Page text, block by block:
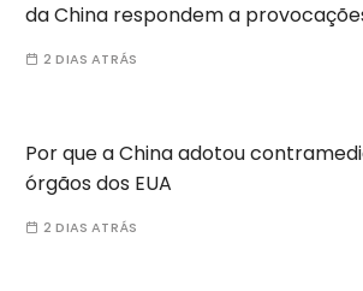
da China respondem a
2 DIAS ATRÁS
Por que a China adotou
órgãos dos EUA
2 DIAS ATRÁS